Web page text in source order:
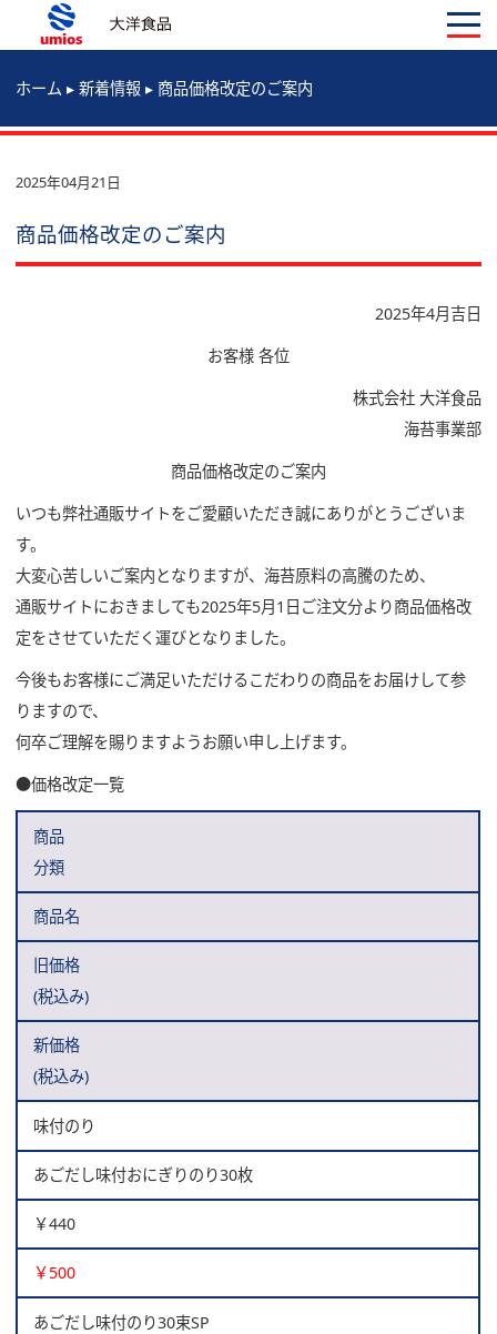
ホーム ▸新着情報 ▸ 商品価格改定のご案内
2025年04月21日
商品価格改定のご案内
2025年4月吉日
お客様 各位
株式会社 大洋食品
海苔事業部
商品価格改定のご案内
いつも弊社通販サイトをご愛顧いただき誠にありがとうございま
す。
大変心苦しいご案内となりますが、海苔原料の高騰のため、
通販サイトにおきましても2025年5月1日ご注文分より商品価格改
定をさせていただく運びとなりました。
今後もお客様にご満足いただけるこだわりの商品をお届けして参
りますので、
何卒ご理解を賜りますようお願い申し上げます。
●価格改定一覧
商品
分類
商品名
旧価格
(税込み)
新価格
(税込み)
味付のり
あごだし味付おにぎりのり30枚
￥440
￥500
あごだし味付のり30束SP